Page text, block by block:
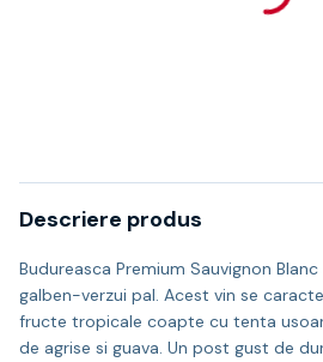
Descriere produs
Budureasca Premium Sauvignon
galben-verzui pal. Acest vin se
fructe tropicale coapte cu tenta
de agrise si guava. Un post gust de